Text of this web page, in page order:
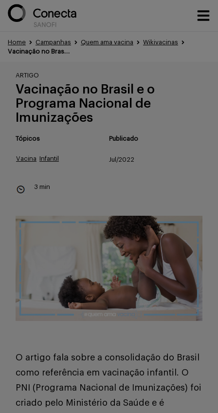
Conteúdos
Eventos
Treinamentos
Portfólio
Entrar
Cadastrar
Home Campanhas Quem ama vacina
Wikivacinas
Vacinação no Brasil e o Pr...
ARTIGO
Vacinação no Brasil e o
Programa Nacional de
Imunizações
Tópicos
Vacina Infantil
Publicado
Jul/2022
3 min
O artigo fala sobre a consolidação do Brasil
como referência em vacinação infantil. O
PNI (Programa Nacional de Imunizações) foi
criado pelo Ministério da Saúde e é